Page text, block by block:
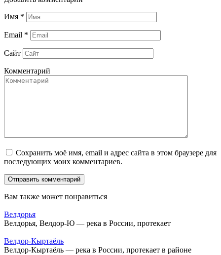
Имя *
Email *
Сайт
Комментарий
Сохранить моё имя, email и адрес сайта в этом браузере для
последующих моих комментариев.
Вам также может понравиться
Велдорья
Велдорья, Велдор-Ю — река в России, протекает
Велдор-Кыртаёль
Велдор-Кыртаёль — река в России, протекает в районе